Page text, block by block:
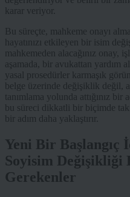
karar veriyor.
Bu süreçte, mahkeme onayı
hayatınızı etkileyen bir isim
mahkemeden alacağınız
aşamada, bir avukattan
yasal prosedürler karmaşık
belge üzerinde değişiklik değil,
tanımlama yolunda attığınız
bu süreci dikkatli bir biçimde
bir adım daha yaklaştırır.
Yeni Bir Başlangıç
Soyisim Değişikliği
Gerekenler